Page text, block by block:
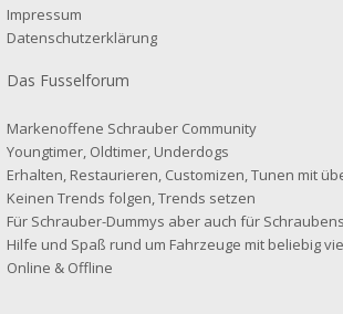
Impressum
Datenschutzerklärung
Das Fusselforum
Markenoffene Schrauber Community
Youngtimer, Oldtimer, Underdogs
Erhalten, Restaurieren, Customizen, Tunen mit
Keinen Trends folgen, Trends setzen
Für Schrauber-Dummys aber auch für
Hilfe und Spaß rund um Fahrzeuge mit beliebig
Online & Offline